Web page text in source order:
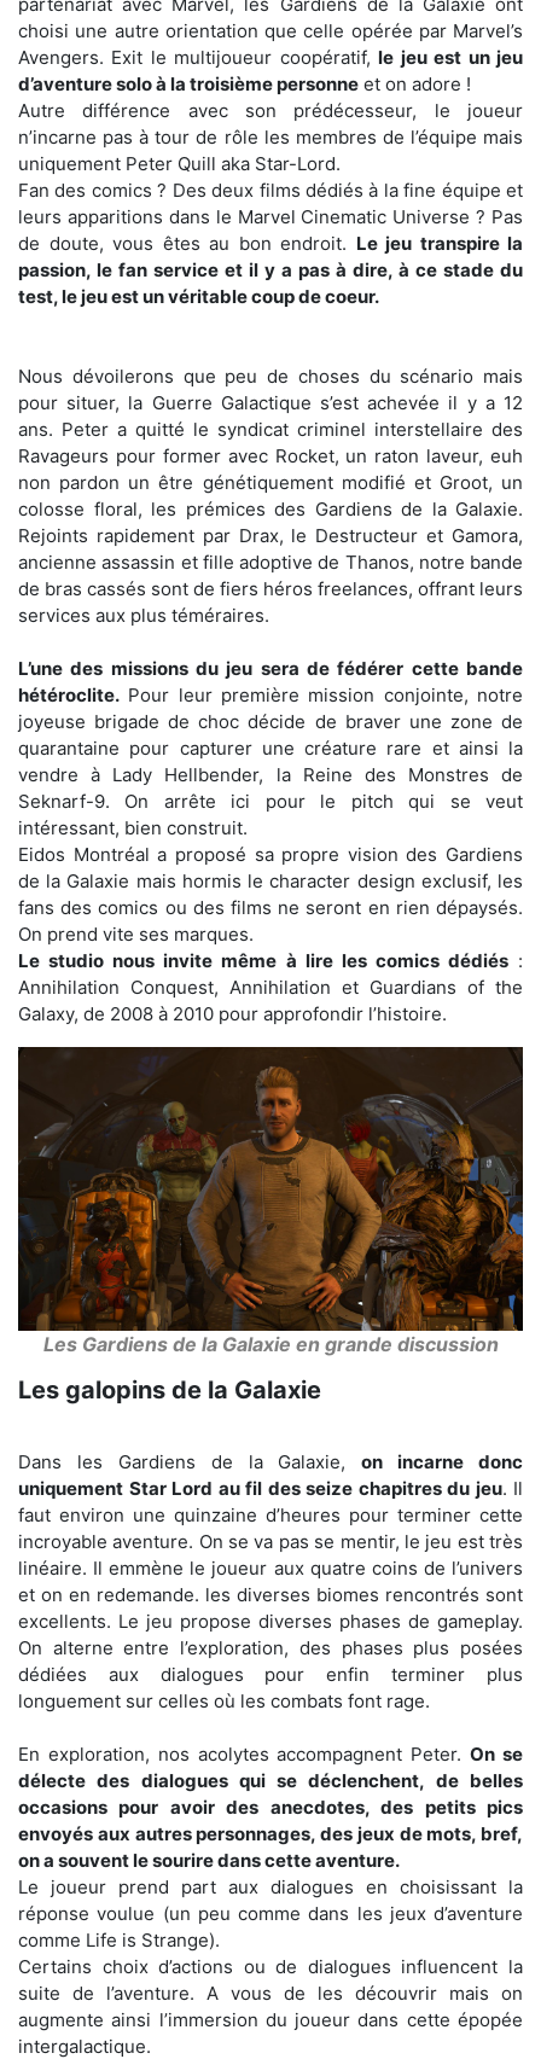
choisi une autre orientation que celle opérée par Marvel’s
Avengers. Exit le multijoueur coopératif,le jeu est un jeu
d’aventure solo à la troisième personne et on adore !
Autre différence avec son prédécesseur, le joueur
n’incarne pas à tour de rôle les membres de l’équipe mais
uniquement Peter Quill aka Star-Lord.
Fan des comics ? Des deux films dédiés à la fine équipe et
leurs apparitions dans le Marvel Cinematic Universe ? Pas
de doute, vous êtes au bon endroit. Le jeu transpire la
passion, le fan service et il y a pas à dire, à ce stade du
test, le jeu est un véritable coup de coeur.
Nous dévoilerons que peu de choses du scénario mais
pour situer, la Guerre Galactique s’est achevée il y a 12
ans. Peter a quitté le syndicat criminel interstellaire des
Ravageurs pour former avec Rocket, un raton laveur, euh
non pardon un être génétiquement modifié et Groot, un
colosse floral, les prémices des Gardiens de la Galaxie.
Rejoints rapidement par Drax, le Destructeur et Gamora,
ancienne assassin et fille adoptive de Thanos, notre bande
de bras cassés sont de fiers héros freelances, offrant leurs
services aux plus téméraires.
L’une des missions du jeu sera de fédérer cette bande
hétéroclite. Pour leur première mission conjointe, notre
joyeuse brigade de choc décide de braver une zone de
quarantaine pour capturer une créature rare et ainsi la
vendre à Lady Hellbender, la Reine des Monstres de
Seknarf-9. On arrête ici pour le pitch qui se veut
intéressant, bien construit.
Eidos Montréal a proposé sa propre vision des Gardiens
de la Galaxie mais hormis le character design exclusif, les
fans des comics ou des films ne seront en rien dépaysés.
On prend vite ses marques.
Le studio nous invite même à lire les comics dédiés:
Annihilation Conquest, Annihilation et Guardians of the
Galaxy, de 2008 à 2010 pour approfondir l’histoire.
Les Gardiens de la Galaxie en grande discussion
Les galopins de la Galaxie
Dans les Gardiens de la Galaxie,on incarne donc
uniquement Star Lord au fil des seize chapitres du jeu. Il
faut environ une quinzaine d’heures pour terminer cette
incroyable aventure. On se va pas se mentir, le jeu est très
linéaire. Il emmène le joueur aux quatre coins de l’univers
et on en redemande. les diverses biomes rencontrés sont
excellents. Le jeu propose diverses phases de gameplay.
On alterne entre l’exploration, des phases plus posées
dédiées aux dialogues pour enfin terminer plus
longuement sur celles où les combats font rage.
En exploration, nos acolytes accompagnent Peter.On se
délecte des dialogues qui se déclenchent, de belles
occasions pour avoir des anecdotes, des petits pics
envoyés aux autres personnages, des jeux de mots, bref,
on a souvent le sourire dans cette aventure.
Le joueur prend part aux dialogues en choisissant la
réponse voulue (un peu comme dans les jeux d’aventure
comme Life is Strange).
Certains choix d’actions ou de dialogues influencent la
suite de l’aventure. A vous de les découvrir mais on
augmente ainsi l’immersion du joueur dans cette épopée
intergalactique.